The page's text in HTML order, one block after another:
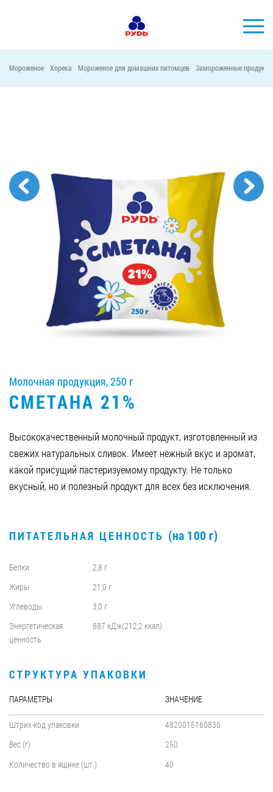
ПРЕСС-ЦЕНТР
ХОРЕКА
Тендерные закупки
Контакты
Вакансии
ЗАКАЗАТЬ ПРОДУКЦИЮ «РУДЬ»:
СТАТЬ ПАРТНЕРОМ
0412 42 29 23
Мороженое Хорека Мороженое для домашних питомцев Замороженные продукты
Молочная продукция, 250 г
СМЕТАНА 21%
Высококачественный молочный продукт, изготовленный из
свежих натуральных сливок. Имеет нежный вкус и аромат,
какой присущий пастеризуемому продукту. Не только
вкусный, но и полезный продукт для всех без исключения.
ПИТАТЕЛЬНАЯ ЦЕННОСТЬ (на 100 г)
Белки
2,8 г
Жиры
21,0 г
Углеводы
3,0 г
Энергетическая
ценность
887 кДж(212,2 ккал)
СТРУКТУРА УПАКОВКИ
ПАРАМЕТРЫ ЗНАЧЕНИЕ
Штрих-код упаковки
4820015160836
Вес (г)
250
Количество в ящике (шт.)
40